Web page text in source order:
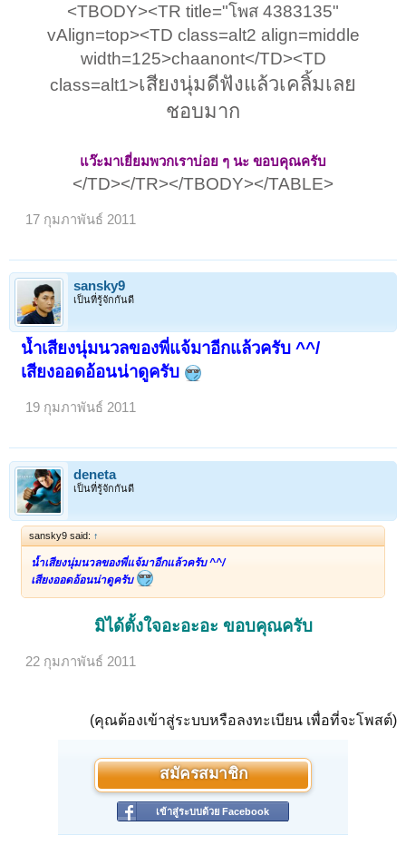
<TBODY><TR title="โพส 4383135"
vAlign=top><TD class=alt2 align=middle
width=125>chaanont</TD><TD
class=alt1>เสียงนุ่มดีฟังแล้วเคลิ้มเลย
ชอบมาก
แว๊ะมาเยี่ยมพวกเราบ่อย ๆ นะ ขอบคุณครับ
</TD></TR></TBODY></TABLE>​
17 กุมภาพันธ์ 2011
sansky9
เป็นที่รู้จักกันดี
น้ำเสียงนุ่มนวลของพี่แจ้มาอีกแล้วครับ ^^/
เสียงออดอ้อนน่าดูครับ
19 กุมภาพันธ์ 2011
deneta
เป็นที่รู้จักกันดี
sansky9 said: ↑
น้ำเสียงนุ่มนวลของพี่แจ้มาอีกแล้วครับ ^^/
เสียงออดอ้อนน่าดูครับ
มิได้ตั้งใจอะอะอะ ขอบคุณครับ
22 กุมภาพันธ์ 2011
(คุณต้องเข้าสู่ระบบหรือลงทะเบียน เพื่อที่จะโพสต์)
สมัครสมาชิก
เข้าสู่ระบบด้วย Facebook